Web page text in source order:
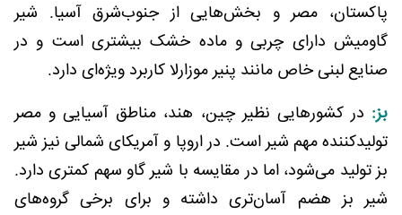
پاکستان، مصر و بخش‌هایی از جنوب‌شرق آسیا. شیر
گاومیش دارای چربی و ماده خشک بیشتری است و در
صنایع لبنی خاص مانند پنیر موزارلا کاربرد ویژه‌ای دارد.
بز: در کشورهایی نظیر چین، هند، مناطق آسیایی و مصر
تولیدکننده مهم شیر است. در اروپا و آمریکای شمالی نیز شیر
بز تولید می‌شود، اما در مقایسه با شیر گاو سهم کمتری دارد.
شیر بز هضم آسان‌تری داشته و برای برخی گروه‌های